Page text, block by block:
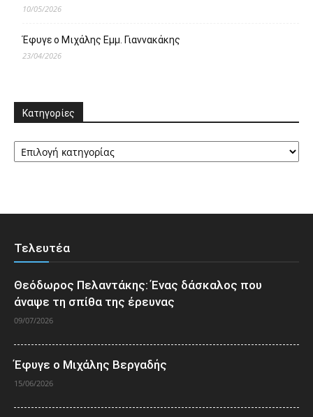
10/05/2026
Έφυγε ο Μιχάλης Εμμ. Γιαννακάκης
23/04/2026
Κατηγορίες
Κατηγορίες
Τελευτέα
Θεόδωρος Πελαντάκης: Ένας δάσκαλος που
άναψε τη σπίθα της έρευνας
09/07/2026
Έφυγε ο Μιχάλης Βεργαδής
15/06/2026